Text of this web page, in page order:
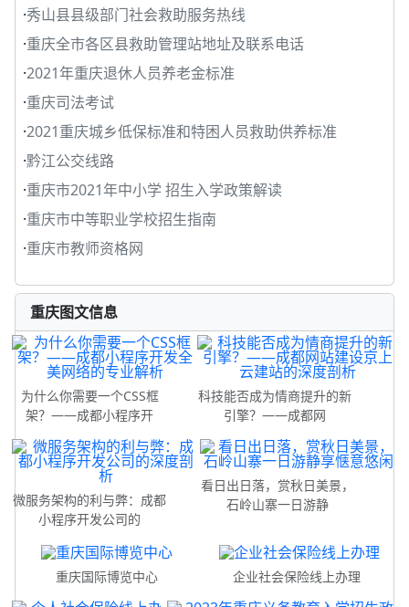
·秀山县县级部门社会救助服务热线
·重庆全市各区县救助管理站地址及联系电话
·2021年重庆退休人员养老金标准
·重庆司法考试
·2021重庆城乡低保标准和特困人员救助供养标准
·黔江公交线路
·重庆市2021年中小学 招生入学政策解读
·重庆市中等职业学校招生指南
·重庆市教师资格网
重庆图文信息
为什么你需要一个CSS框
架？——成都小程序开
科技能否成为情商提升的新
引擎？——成都网
微服务架构的利与弊：成都
小程序开发公司的
看日出日落，赏秋日美景，
石岭山寨一日游静
重庆国际博览中心 企业社会保险线上办理